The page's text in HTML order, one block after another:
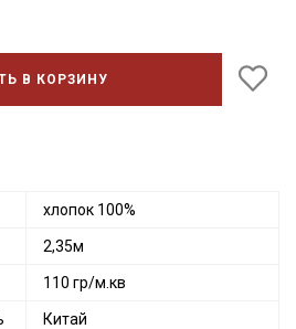
В КОРЗИНУ
хлопок 100%
2,35м
110 гр/м.кв
Китай